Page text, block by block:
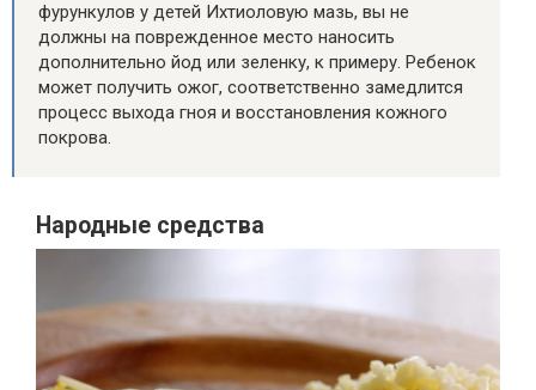
фурункулов у детей Ихтиоловую мазь, вы не
должны на поврежденное место наносить
дополнительно йод или зеленку, к примеру. Ребенок
может получить ожог, соответственно замедлится
процесс выхода гноя и восстановления кожного
покрова.
Народные средства